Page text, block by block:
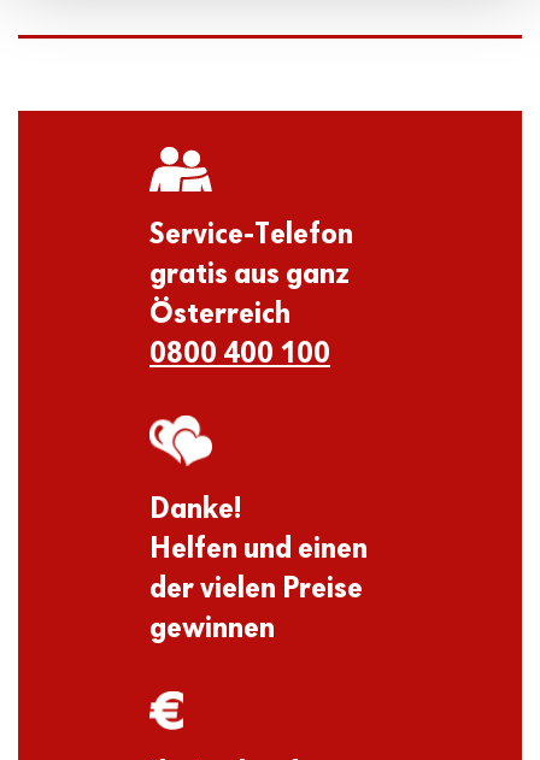
Service-Telefon
gratis aus ganz
Österreich
0800 400 100
Danke!
Helfen und einen
der vielen Preise
gewinnen